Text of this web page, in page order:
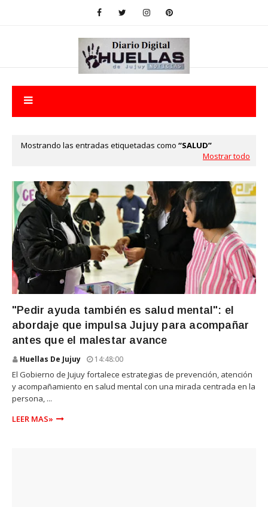
Mostrando las entradas etiquetadas como
SALUD
Mostrar todo
"Pedir ayuda también es salud mental": el
abordaje que impulsa Jujuy para acompañar
antes que el malestar avance
Huellas De Jujuy 14:48:00
El Gobierno de Jujuy fortalece estrategias de prevención, atención
y acompañamiento en salud mental con una mirada centrada en la
persona, ...
LEER MAS»